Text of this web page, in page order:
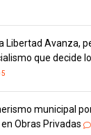
Libertad Avanza,
que decide
5
municipal
Obras Privadas